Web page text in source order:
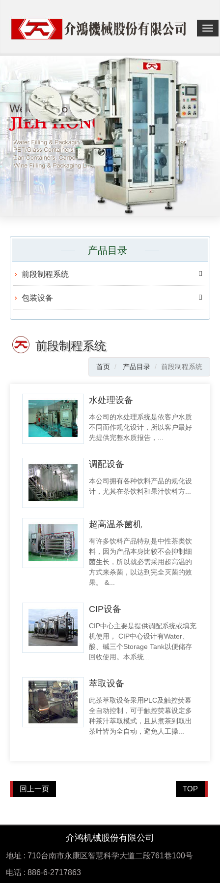
选
单
换
产品目录
前段制程系统
包装设备
前段制程系统
首页 产品目录 前段制程系统
水处理设备
本公司的水处理系统是依客户水质
不同而作规化设计，所以客户最好
先提供完整水质报告，...
调配设备
本公司拥有各种饮料产品的规化设
计，尤其在茶饮料和果汁饮料方...
超高温杀菌机
有许多饮料产品特别是中性茶类饮
料，因为产品本身比较不会抑制细
菌生长，所以就必需采用超高温的
方式来杀菌，以达到完全灭菌的效
果。 &...
CIP设备
CIP中心主要是提供调配系统或填充
机使用， CIP中心设计有Water、
酸、碱三个Storage Tank以便储存
回收使用。本系统...
萃取设备
此茶萃取设备采用PLC及触控荧幕
全自动控制，可于触控荧幕设定多
种茶汁萃取模式，且从煮茶到取出
茶叶皆为全自动，避免人工操...
回上一页 TOP
介鸿机械股份有限公司
地址 : 710台南市永康区智慧科学大道二段761巷100号
电话 : 886-6-2717863